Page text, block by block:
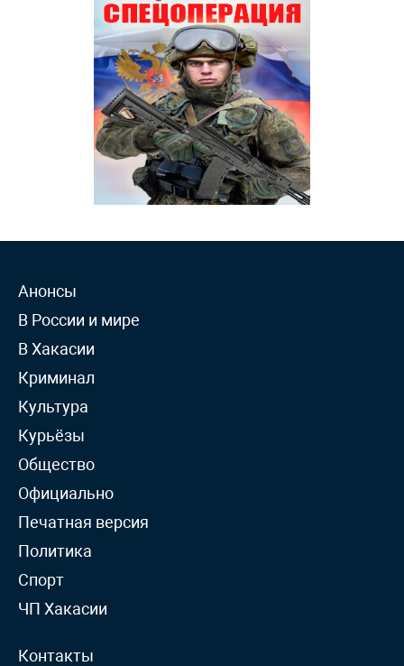
Анонсы
В России и мире
В Хакасии
Криминал
Культура
Курьёзы
Общество
Официально
Печатная версия
Политика
Спорт
ЧП Хакасии
Контакты